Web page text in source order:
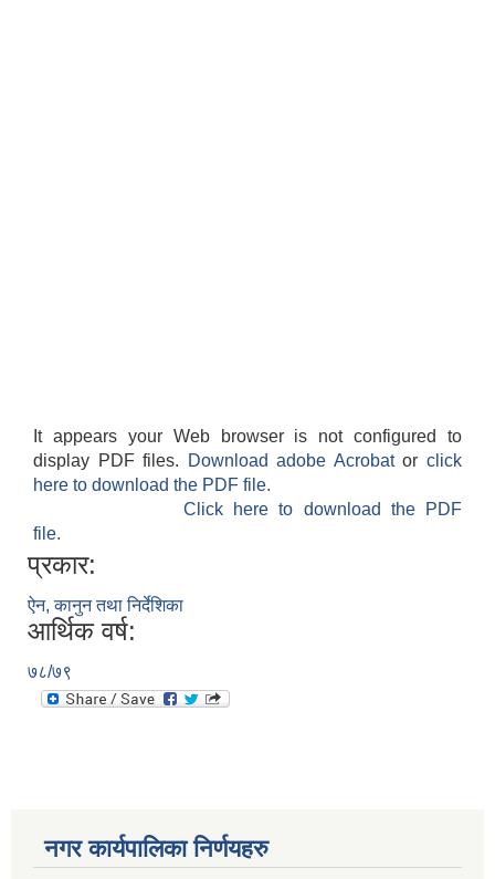
It appears your Web browser is not configured to
display PDF files.
Download adobe Acrobatorclick
here to download the PDF file.
Click here to download the PDF
file.
प्रकार:
ऐन, कानुन तथा निर्देशिका
आर्थिक वर्ष:
७८/७९
नगर कार्यपालिका निर्णयहरु